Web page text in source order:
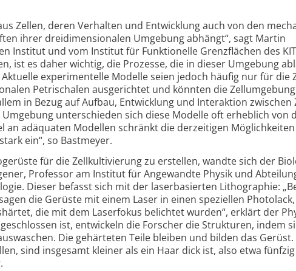
Zellen, deren Verhalten und Entwicklung auch von den
ihrer drei­dimensionalen Umgebung abhängt“, sagt Martin
Institut und vom Institut für Funktionelle Grenz­flächen des
ist es daher wichtig, die Prozesse, die in dieser Umgebung
experimentelle Modelle seien jedoch häufig nur für die
Petri­schalen ausgerichtet und könnten die
in Bezug auf Aufbau, Entwicklung und Inter­aktion zwischen
unterschieden sich diese Modelle oft erheblich von
an adäquaten Modellen schränkt die derzeitigen
ein“, so Bastmeyer.
für die Zell­kultivierung zu erstellen, wandte sich der
Professor am Institut für Angewandte Physik und
Dieser befasst sich mit der laserbasierten Litho­graphie:
die Gerüste mit einem Laser in einen speziellen
die mit dem Laserfokus belichtet wurden“, erklärt der
ist, entwickeln die Forscher die Strukturen, indem
Die gehärteten Teile bleiben und bilden das Gerüst.
sind insgesamt kleiner als ein Haar dick ist, also etwa fünfzig